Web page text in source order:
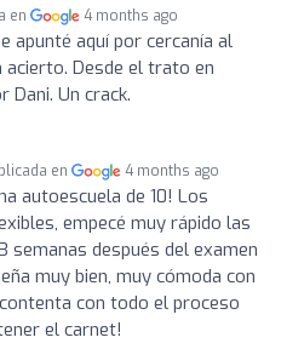
en 4 months ago
apunté aquí por cercanía al
Desde el trato en
Un crack.
en 4 months ago
autoescuela de 10! Los
empecé muy rápido las
semanas después del examen
muy bien, muy cómoda con
con todo el proceso
el carnet!